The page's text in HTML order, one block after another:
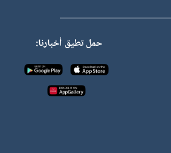
حمل تطيق أخبارنا: